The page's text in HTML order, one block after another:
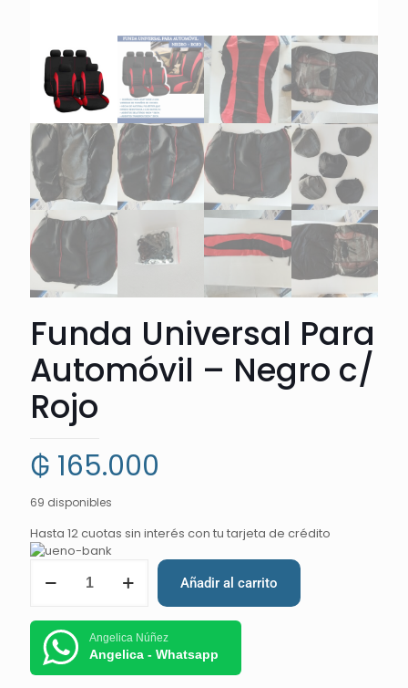
Funda Universal Para
Automóvil – Negro c/
Rojo
₲ 165.000
69 disponibles
Hasta 12 cuotas sin interés con tu tarjeta de crédito
Añadir al carrito
Angelica Núñez
Angelica - Whatsapp